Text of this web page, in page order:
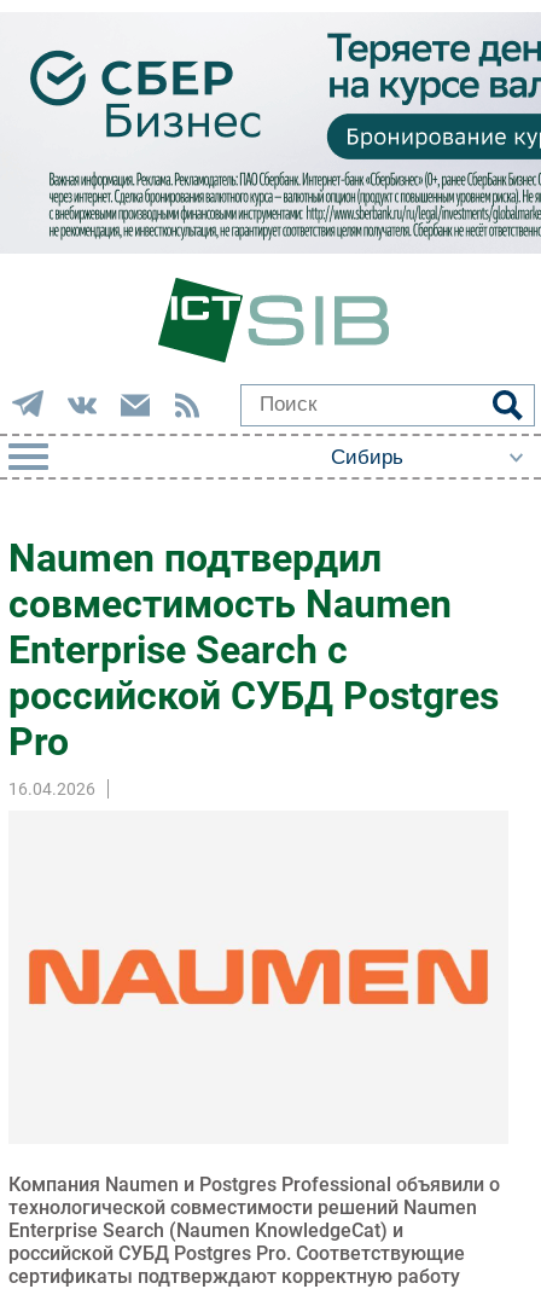
Импорто­замещение
Автоматизация Промышленности
Интернет
Мобильная связь
Фиксированная связь
Интеграция
Рынок ПК
Outsourcing
Кадры
CIO/Управление ИТ
Гаджеты
Здоровье
Naumen подтвердил
совместимость Naumen
Enterprise Search с
российской СУБД Postgres
Pro
16.04.2026
Компания Naumen и Postgres Professional объявили о
технологической совместимости решений Naumen
Enterprise Search (Naumen KnowledgeCat) и
российской СУБД Postgres Pro. Соответствующие
сертификаты подтверждают корректную работу